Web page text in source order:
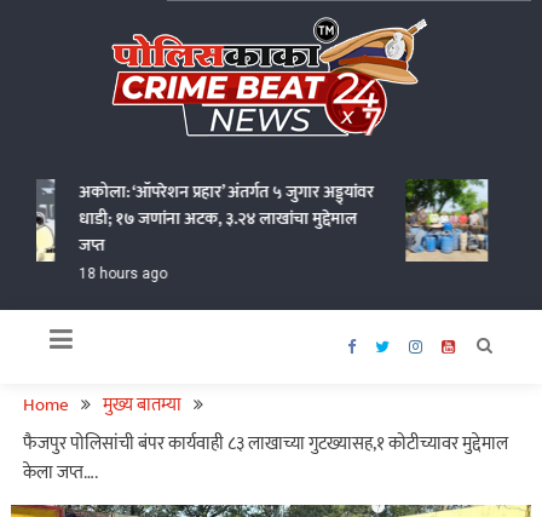
अकोला: ‘ऑपरेशन प्रहार’ अंतर्गत ५ जुगार अड्ड्यांवर
धाडी; १७ जणांना अटक, ३.२४ लाखांचा मुद्देमाल
जप्त
18 hours ago
वर्धा
कोटींचा
20
Home
मुख्य बातम्या
फैजपुर पोलिसांची बंपर कार्यवाही ८३ लाखाच्या गुटख्यासह,१ कोटीच्यावर मुद्देमाल
केला जप्त….